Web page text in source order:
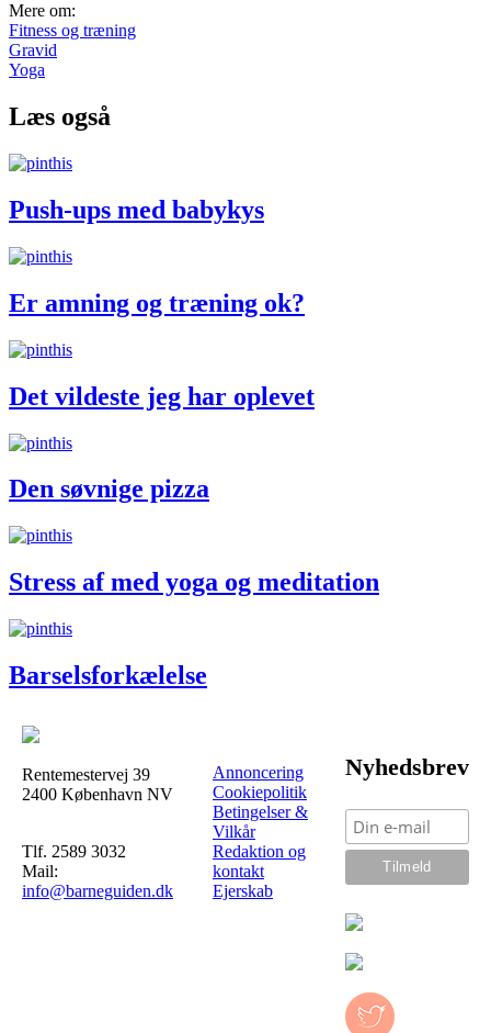
Mere om:
Fitness og træning
Gravid
Yoga
Læs også
Push-ups med babykys
Er amning og træning ok?
Det vildeste jeg har oplevet
Den søvnige pizza
Stress af med yoga og meditation
Barselsforkælelse
Rentemestervej 39
2400 København NV
Tlf. 2589 3032
Mail:
info@barneguiden.dk
Annoncering
Cookiepolitik
Betingelser &
Vilkår
Redaktion og
kontakt
Ejerskab
Nyhedsbrev